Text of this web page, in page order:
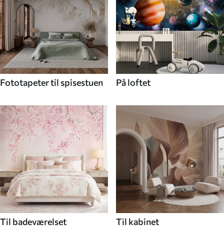
Fototapeter til spisestuen På loftet
Til badeværelset Til kabinet